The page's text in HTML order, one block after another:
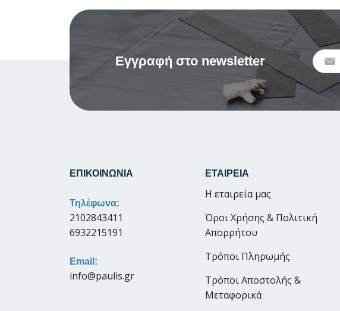
Εγγραφή στο newsletter
ΕΠΙΚΟΙΝΩΝΙΑ
Τηλέφωνα:
2102843411
6932215191
Email:
info@paulis.gr
ΕΤΑΙΡΕΙΑ
Η εταιρεία μας
Όροι Χρήσης & Πολιτική
Απορρήτου
Τρόποι Πληρωμής
Τρόποι Αποστολής &
Μεταφορικά